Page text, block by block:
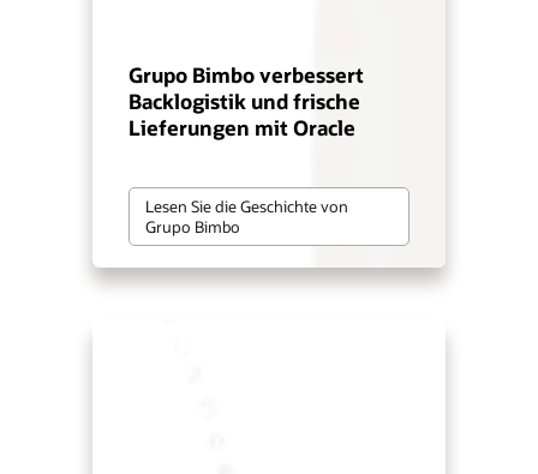
Grupo Bimbo verbessert
Backlogistik und frische
Lieferungen mit Oracle
Lesen Sie die Geschichte von
Grupo Bimbo